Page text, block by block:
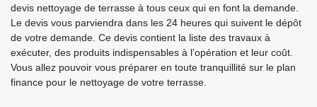
devis nettoyage de terrasse à tous ceux qui en font la demande.
Le devis vous parviendra dans les 24 heures qui suivent le dépôt
de votre demande. Ce devis contient la liste des travaux à
exécuter, des produits indispensables à l’opération et leur coût.
Vous allez pouvoir vous préparer en toute tranquillité sur le plan
finance pour le nettoyage de votre terrasse.